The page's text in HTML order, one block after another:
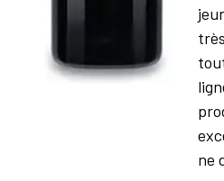
ne